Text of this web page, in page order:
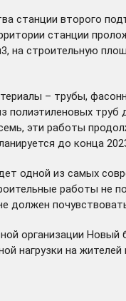
второго
станции
на строительную
– трубы,
эти работы
до конца
одной из самых
работы не
организации
нагрузки на